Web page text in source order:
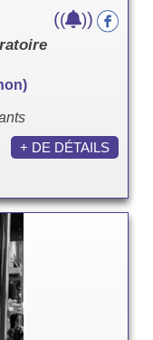
(( ))
+ DE DÉTAILS